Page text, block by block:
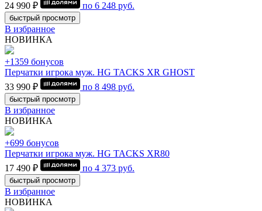
24 990 ₽
по 6 248 руб.
быстрый просмотр
В избранное
НОВИНКА
+1359 бонусов
Перчатки игрока муж. HG TACKS XR GHOST
33 990 ₽
по 8 498 руб.
быстрый просмотр
В избранное
НОВИНКА
+699 бонусов
Перчатки игрока муж. HG TACKS XR80
17 490 ₽
по 4 373 руб.
быстрый просмотр
В избранное
НОВИНКА